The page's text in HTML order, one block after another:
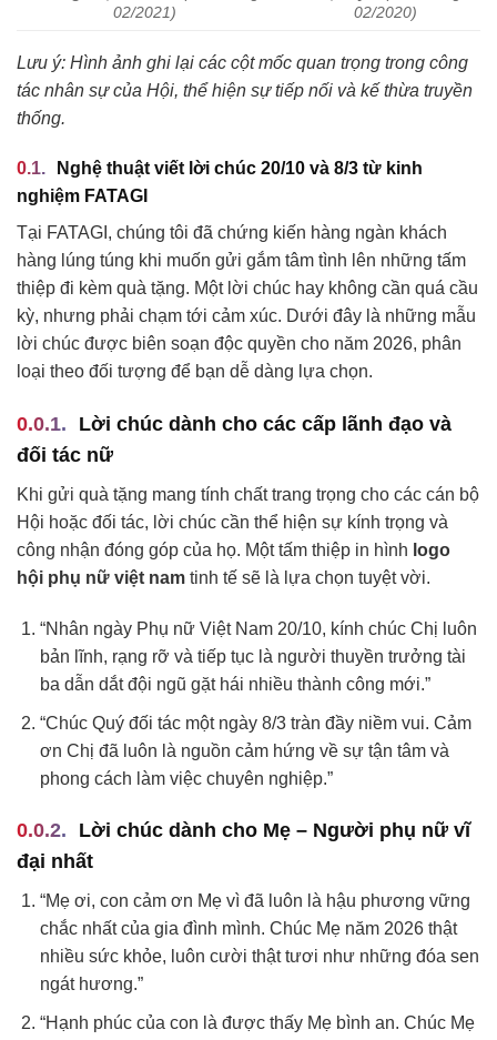
02/2021)
02/2020)
Lưu ý: Hình ảnh ghi lại các cột mốc quan trọng trong công
tác nhân sự của Hội, thể hiện sự tiếp nối và kế thừa truyền
thống.
Nghệ thuật viết lời chúc 20/10 và 8/3 từ kinh
nghiệm FATAGI
Tại FATAGI, chúng tôi đã chứng kiến hàng ngàn khách
hàng lúng túng khi muốn gửi gắm tâm tình lên những tấm
thiệp đi kèm quà tặng. Một lời chúc hay không cần quá cầu
kỳ, nhưng phải chạm tới cảm xúc. Dưới đây là những mẫu
lời chúc được biên soạn độc quyền cho năm 2026, phân
loại theo đối tượng để bạn dễ dàng lựa chọn.
Lời chúc dành cho các cấp lãnh đạo và
đối tác nữ
Khi gửi quà tặng mang tính chất trang trọng cho các cán bộ
Hội hoặc đối tác, lời chúc cần thể hiện sự kính trọng và
công nhận đóng góp của họ. Một tấm thiệp in hình logo
hội phụ nữ việt nam tinh tế sẽ là lựa chọn tuyệt vời.
“Nhân ngày Phụ nữ Việt Nam 20/10, kính chúc Chị luôn
bản lĩnh, rạng rỡ và tiếp tục là người thuyền trưởng tài
ba dẫn dắt đội ngũ gặt hái nhiều thành công mới.”
“Chúc Quý đối tác một ngày 8/3 tràn đầy niềm vui. Cảm
ơn Chị đã luôn là nguồn cảm hứng về sự tận tâm và
phong cách làm việc chuyên nghiệp.”
Lời chúc dành cho Mẹ – Người phụ nữ vĩ
đại nhất
“Mẹ ơi, con cảm ơn Mẹ vì đã luôn là hậu phương vững
chắc nhất của gia đình mình. Chúc Mẹ năm 2026 thật
nhiều sức khỏe, luôn cười thật tươi như những đóa sen
ngát hương.”
“Hạnh phúc của con là được thấy Mẹ bình an. Chúc Mẹ